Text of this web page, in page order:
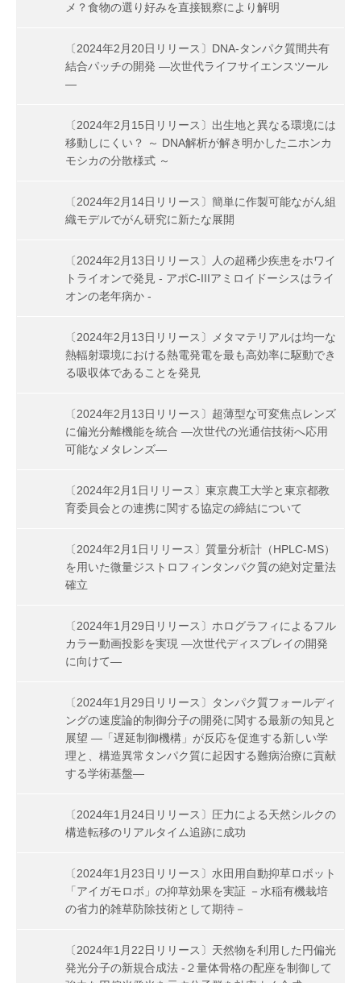
メ？食物の選り好みを直接観察により解明
〔2024年2月20日リリース〕DNA-タンパク質間共有
結合パッチの開発 ―次世代ライフサイエンスツール
―
〔2024年2月15日リリース〕出生地と異なる環境には
移動しにくい？ ～ DNA解析が解き明かしたニホンカ
モシカの分散様式 ～
〔2024年2月14日リリース〕簡単に作製可能ながん組
織モデルでがん研究に新たな展開
〔2024年2月13日リリース〕人の超稀少疾患をホワイ
トライオンで発見 - アポC-IIIアミロイドーシスはライ
オンの老年病か -
〔2024年2月13日リリース〕メタマテリアルは均一な
熱輻射環境における熱電発電を最も高効率に駆動でき
る吸収体であることを発見
〔2024年2月13日リリース〕超薄型な可変焦点レンズ
に偏光分離機能を統合 ―次世代の光通信技術へ応用
可能なメタレンズ―
〔2024年2月1日リリース〕東京農工大学と東京都教
育委員会との連携に関する協定の締結について
〔2024年2月1日リリース〕質量分析計（HPLC-MS）
を用いた微量ジストロフィンタンパク質の絶対定量法
確立
〔2024年1月29日リリース〕ホログラフィによるフル
カラー動画投影を実現 ―次世代ディスプレイの開発
に向けて―
〔2024年1月29日リリース〕タンパク質フォールディ
ングの速度論的制御分子の開発に関する最新の知見と
展望 ―「遅延制御機構」が反応を促進する新しい学
理と、構造異常タンパク質に起因する難病治療に貢献
する学術基盤―
〔2024年1月24日リリース〕圧力による天然シルクの
構造転移のリアルタイム追跡に成功
〔2024年1月23日リリース〕水田用自動抑草ロボット
「アイガモロボ」の抑草効果を実証 －水稲有機栽培
の省力的雑草防除技術として期待－
〔2024年1月22日リリース〕天然物を利用した円偏光
発光分子の新規合成法 -２量体骨格の配座を制御して